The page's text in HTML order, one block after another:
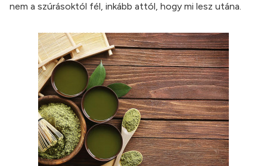
nem a szúrásoktól fél, inkább attól, hogy mi lesz utána.